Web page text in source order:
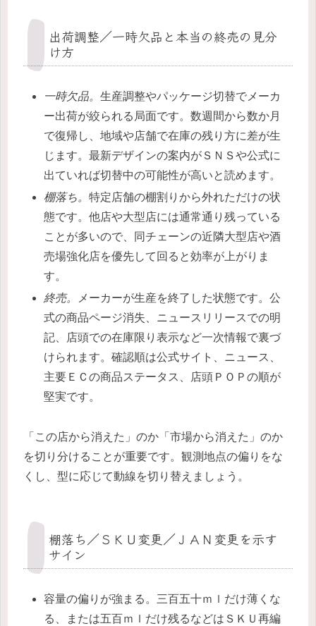
出荷調整／一時欠品と本当の終売の見分
け方
一時欠品。生産調整やパッケージ切替でメーカ
ー出荷が絞られる局面です。数週間から数か月
で復帰し、地域や店舗で在庫の残り方に差が生
じます。最新デザインの案内がＳＮＳや公式に
出ていれば切替中の可能性が高いと読めます。
棚落ち。特定店舗の棚割りから外れただけの状
態です。他店や大型店には通常通り残っている
ことが多いので、同チェーンの近隣大型店や酒
売場強化店を優先して回ると効率が上がりま
す。
終売。
メーカーが生産を終了した状態です。公
式の商品ページ消失、ニュースリリースでの明
記、店頭での在庫限り表示など一次情報で裏づ
けられます。確認順は公式サイト、ニュース、
主要ＥＣの商品ステータス、店頭ＰＯＰの順が
堅実です。
「この店から消えた」のか「市場から消えた」のか
を切り分けることが重要です。観測地点の偏りをな
くし、型に応じて動線を切り替えましょう。
棚落ち／ＳＫＵ変更／ＪＡＮ変更を示す
サイン
容量の偏りが強まる。三百五十ｍｌだけ薄くな
る、または五百ｍｌだけ残るなどはＳＫＵ再編